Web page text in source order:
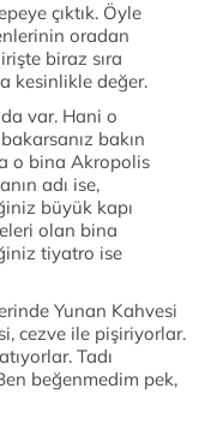
çıktık. Öyle
oradan
biraz sıra
kesinlikle değer.
var. Hani o
bakın
o bina Akropolis
adı ise,
büyük kapı
olan bina
tiyatro ise
Yunan Kahvesi
cezve ile pişiriyorlar.
Tadı
beğenmedim pek,